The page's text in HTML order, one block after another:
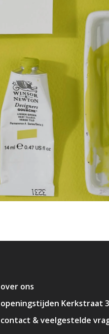
over ons
openingstijden Kerkstraat
contact & veelgestelde